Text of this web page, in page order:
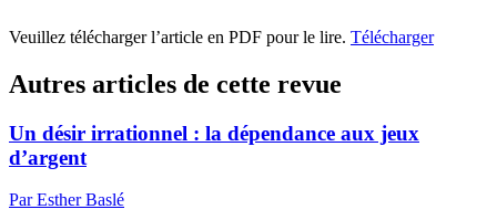
Veuillez télécharger l’article en PDF pour le lire. Télécharger
Autres articles de cette revue
Un désir irrationnel : la dépendance aux jeux
d’argent
Par Esther Baslé